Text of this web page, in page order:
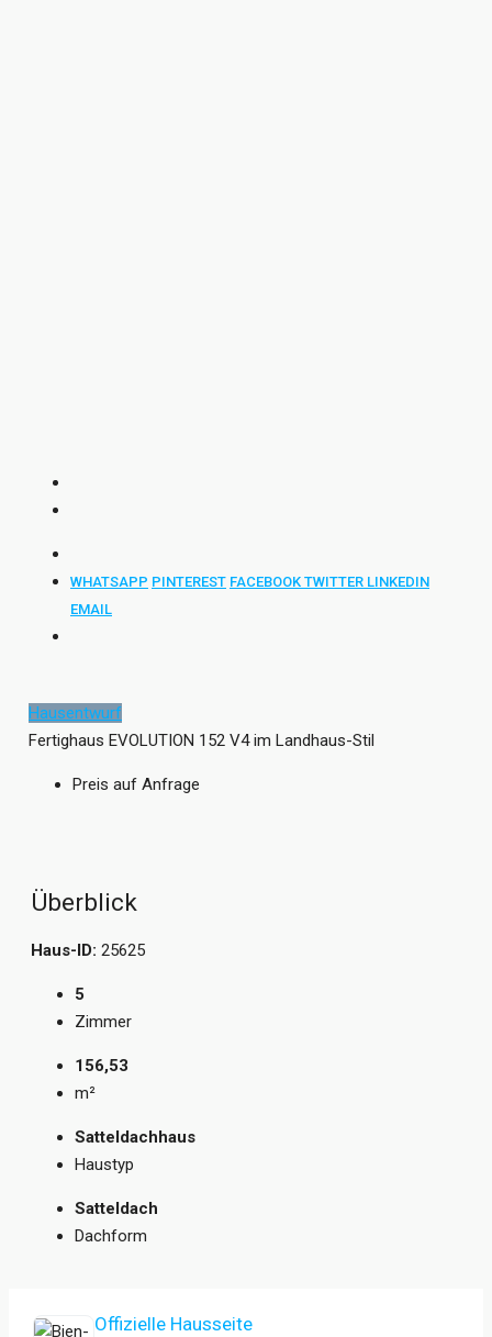
WHATSAPP PINTEREST FACEBOOK TWITTER LINKEDIN
EMAIL
Hausentwurf
Fertighaus EVOLUTION 152 V4 im Landhaus-Stil
Preis auf Anfrage
Überblick
Haus-ID: 25625
5
Zimmer
156,53
m²
Satteldachhaus
Haustyp
Satteldach
Dachform
Offizielle Hausseite